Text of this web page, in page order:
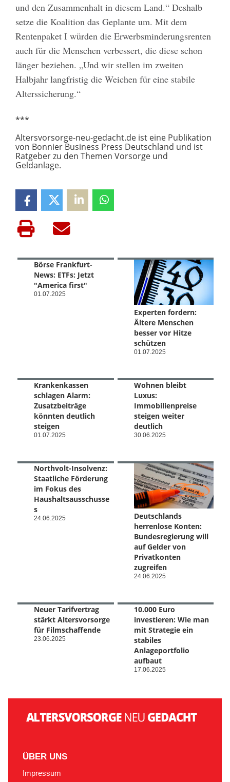
und den Zusammenhalt in diesem Land.“ Deshalb
setze die Koalition das Geplante um. Mit dem
Rentenpaket I würden die Erwerbsminderungsrenten
auch für die Menschen verbessert, die diese schon
länger beziehen. „Und wir stellen im zweiten
Halbjahr langfristig die Weichen für eine stabile
Alterssicherung.“
***
Altersvorsorge-neu-gedacht.de ist eine Publikation
von Bonnier Business Press Deutschland und ist
Ratgeber zu den Themen Vorsorge und
Geldanlage.
Börse Frankfurt-
News: ETFs: Jetzt
"America first"
01.07.2025
Experten fordern:
Ältere Menschen
besser vor Hitze
schützen
01.07.2025
Krankenkassen
schlagen Alarm:
Zusatzbeiträge
könnten deutlich
steigen
01.07.2025
Wohnen bleibt
Luxus:
Immobilienpreise
steigen weiter
deutlich
30.06.2025
Northvolt-Insolvenz:
Staatliche Förderung
im Fokus des
Haushaltsausschusse
s
24.06.2025
Deutschlands
herrenlose Konten:
Bundesregierung will
auf Gelder von
Privatkonten
zugreifen
24.06.2025
Neuer Tarifvertrag
stärkt Altersvorsorge
für Filmschaffende
23.06.2025
10.000 Euro
investieren: Wie man
mit Strategie ein
stabiles
Anlageportfolio
aufbaut
17.06.2025
ÜBER UNS
Impressum